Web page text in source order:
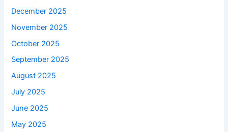
December 2025
November 2025
October 2025
September 2025
August 2025
July 2025
June 2025
May 2025